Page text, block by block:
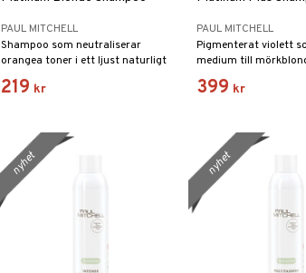
PAUL MITCHELL
Shampoo som neutraliserar
orangea toner i ett ljust naturligt
och ett färgbehandlat hår.
219 kr
PAUL MITCHELL
Pigmenterat violett
medium till
slingade hår från Paul
399 kr
nyhet nyhet